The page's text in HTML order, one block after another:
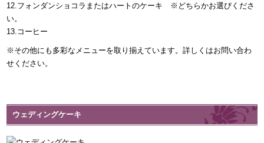
12.フォンダンショコラまたはハートのケーキ ※どちらかお選びくださ
い。
13.コーヒー
※その他にも多彩なメニューを取り揃えています。詳しくはお問い合わ
せください。
ウェディングケーキ